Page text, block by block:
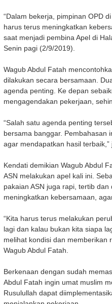
“Dalam bekerja, pimpinan OPD
harus terus meningkatkan
saat menjadi pembina Apel di
Senin pagi (2/9/2019).
Wagub Abdul Fatah
dilakukan secara bersamaan.
agenda penting. Ke depan
mengagendakan pekerjaan,
“Salah satu agenda penting
bersama banggar. Pembahasan
agar mendapatkan hasil
Kendati demikian Wagub Abdul
ASN melakukan apel kali ini.
pakaian ASN juga rapi, tertib
meningkatkan kebersamaan,
“Kita harus terus melakukan
lagi dan kalau bukan kita siapa
melihat kondisi dan memberikan
Wagub Abdul Fatah.
Berkenaan dengan sudah
Abdul Fatah ingin umat muslim
Rusulullah dapat